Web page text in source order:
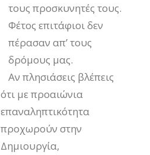
τους προσκυνητές τους.
Φέτος επιτάφιοι δεν
πέρασαν απ’ τους
δρόμους μας.
Αν πλησιάσεις βλέπεις
ότι με προαιώνια
επαναληπτικότητα
προχωρούν στην
Δημιουργία,